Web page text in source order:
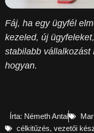
Fáj, ha egy ügyfél
kezeled, új
stabilabb vállalkozást
hogyan.
Írta: Németh Antal
célkitűzés, vezetői